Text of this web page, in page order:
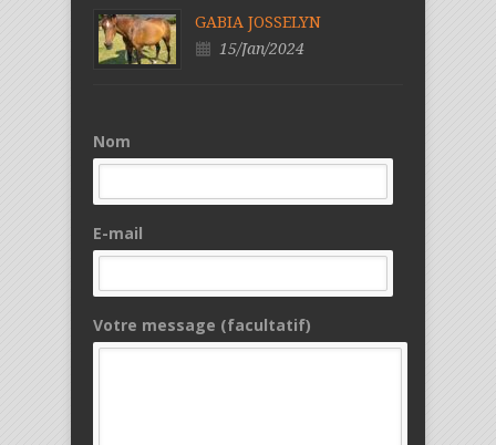
GABIA JOSSELYN
15/Jan/2024
Nom
E-mail
Votre message (facultatif)